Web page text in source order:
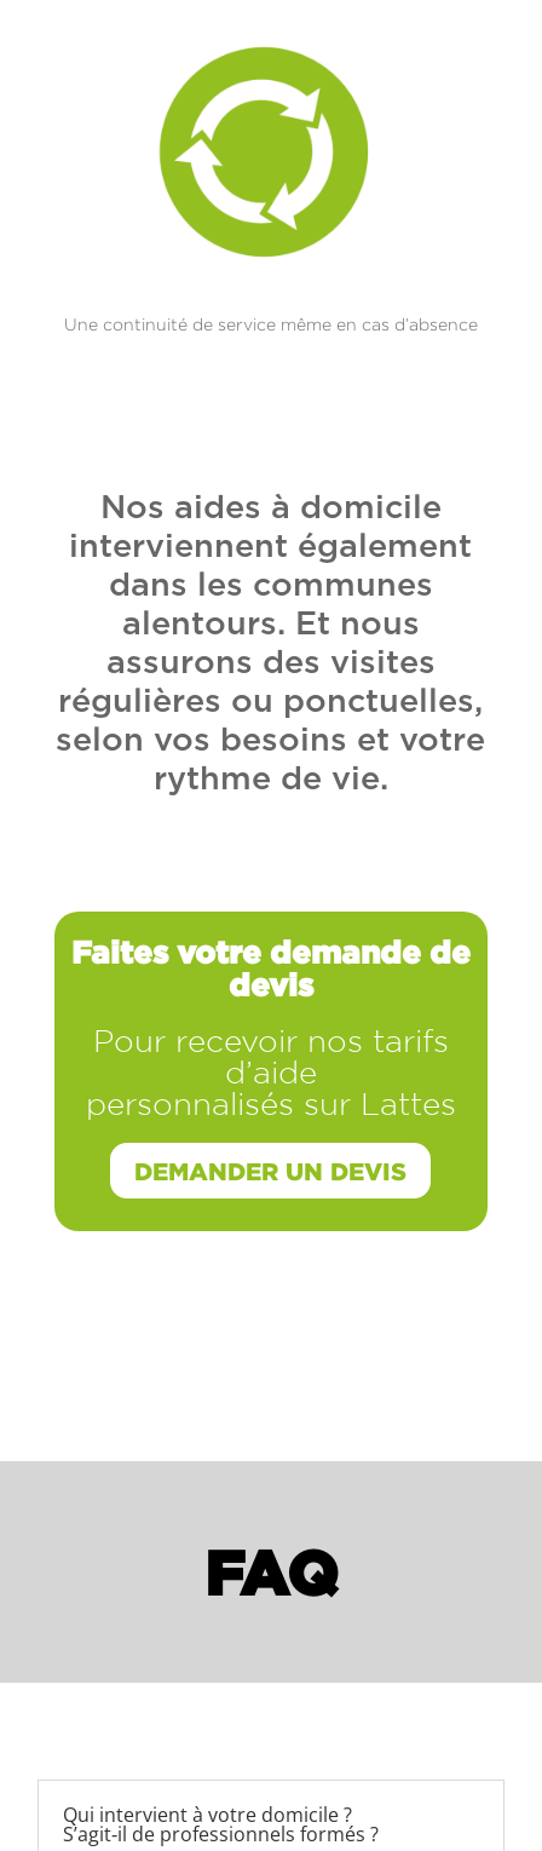
Une continuité de service même en cas d’absence
Nos aides à domicile
interviennent également
dans les communes
alentours. Et nous
assurons des visites
régulières ou ponctuelles,
selon vos besoins et votre
rythme de vie.
Faites votre demande de
devis
Pour recevoir nos tarifs
d’aide
personnalisés sur Lattes
DEMANDER UN DEVIS
FAQ
Qui intervient à votre domicile ?
S’agit‑il de professionnels formés ?